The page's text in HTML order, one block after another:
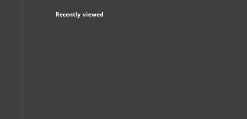
Recently viewed